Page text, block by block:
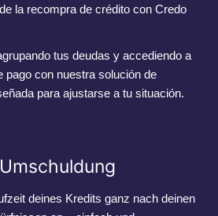
la recompra de crédito con Credo
tus deudas y accediendo a
pago con nuestra solución de
para ajustarse a tu situación.
deines Kredits ganz nach deinen